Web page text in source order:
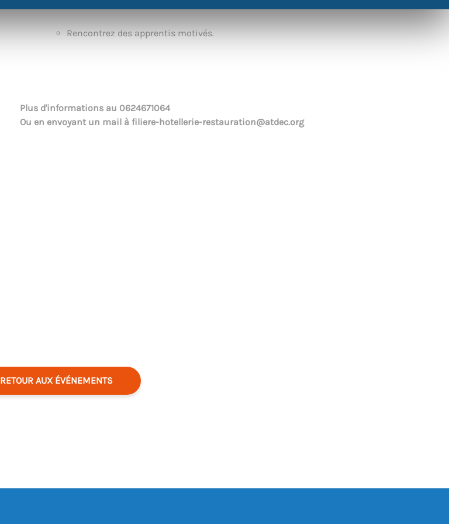
Rencontrez des apprentis motivés.
Plus d'informations au 0624671064
Ou en envoyant un mail à filiere-hotellerie-restauration@atdec.org
RETOUR AUX ÉVÉNEMENTS